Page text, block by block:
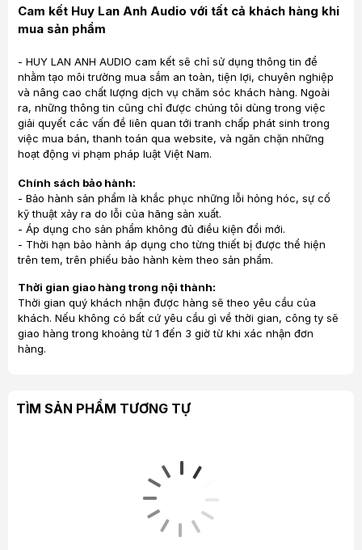
Nguồn điện
AC-220V-240V
Công suất Amplifer
Cam kết Huy Lan Anh Audio với tất cả khách hàng khi
mua sản phẩm
- HUY LAN ANH AUDIO cam kết sẽ chỉ sử dụng thông tin để
nhằm tạo môi trường mua sắm an toàn, tiện lợi, chuyên nghiệp
và nâng cao chất lượng dịch vụ chăm sóc khách hàng. Ngoài
ra, những thông tin cũng chỉ được chúng tôi dùng trong việc
giải quyết các vấn đề liên quan tới tranh chấp phát sinh trong
việc mua bán, thanh toán qua website, và ngăn chặn những
hoạt động vi phạm pháp luật Việt Nam.
Chính sách bảo hành:
- Bảo hành sản phẩm là khắc phục những lỗi hỏng hóc, sự cố
kỹ thuật xảy ra do lỗi của hãng sản xuất.
- Áp dụng cho sản phẩm không đủ điều kiện đổi mới.
- Thời hạn bảo hành áp dụng cho từng thiết bị được thể hiện
trên tem, trên phiếu bảo hành kèm theo sản phẩm.
Thời gian giao hàng trong nội thành:
Thời gian quý khách nhận được hàng sẽ theo yêu cầu của
khách. Nếu không có bất cứ yêu cầu gì về thời gian, công ty sẽ
giao hàng trong khoảng từ 1 đến 3 giờ từ khi xác nhận đơn
hàng.
TÌM SẢN PHẨM TƯƠNG TỰ